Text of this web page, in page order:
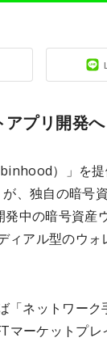
アプリ開発へ
）」を
、独自の暗号
中の暗号資産
ィアル型のウォ
「ネットワーク
マーケットプレ